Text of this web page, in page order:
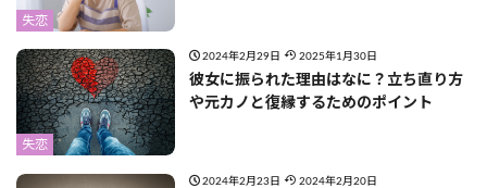
失恋
失恋
2024年2月29日 2025年1月30日
彼女に振られた理由はなに？立ち直り方
や元カノと復縁するためのポイント
2024年2月23日 2024年2月20日